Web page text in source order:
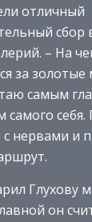
отличный
сбор
– На
за золотые
самым
самого себя.
с нервами и
Глухову
он